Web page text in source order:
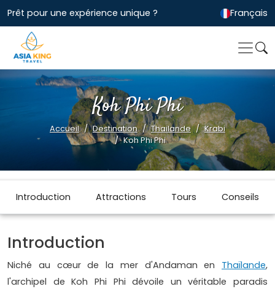
Prêt pour une expérience unique ? Français
Koh Phi Phi
Accueil Destination Thailande
Krabi
Koh Phi Phi
Introduction Attractions Tours Conseils
Introduction
Niché au cœur de la mer d'Andaman en Thaïlande,
l'archipel de Koh Phi Phi dévoile un véritable paradis